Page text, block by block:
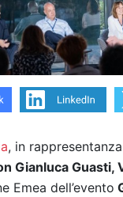
, in
Gianluca
Emea dell’evento